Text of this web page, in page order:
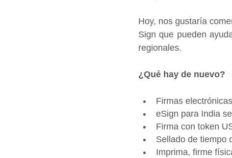
Hoy, nos gustaría
Sign que pueden
regionales.
¿Qué hay de nuevo?
Firmas
eSign para India
Firma con token
Sellado de tiempo
Imprima, firme